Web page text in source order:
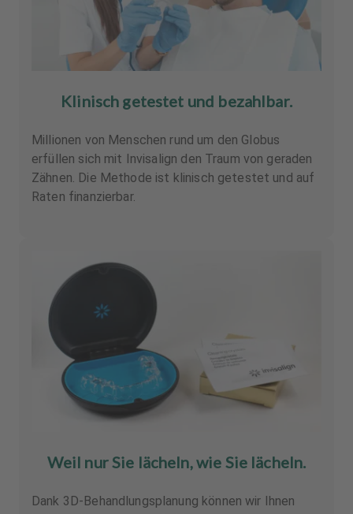
Klinisch getestet und bezahlbar.
Millionen von Menschen rund um den Globus
erfüllen sich mit Invisalign den Traum von geraden
Zähnen. Die Methode ist klinisch getestet und auf
Raten finanzierbar.
Weil nur Sie lächeln, wie Sie lächeln.
Dank 3D-Behandlungsplanung können wir Ihnen